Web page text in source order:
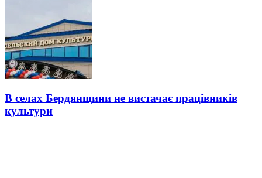
В селах Бердянщини не вистачає працівників
культури